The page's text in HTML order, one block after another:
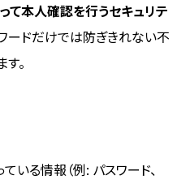
て本人確認を行うセキュリテ
ワードだけでは防ぎきれない不
。
いる情報（例: パスワード、